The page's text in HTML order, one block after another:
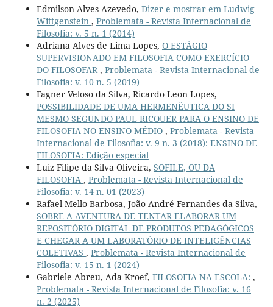
Edmilson Alves Azevedo, Dizer e mostrar em Ludwig
Wittgenstein , Problemata - Revista Internacional de
Filosofia: v. 5 n. 1 (2014)
Adriana Alves de Lima Lopes, O ESTÁGIO
SUPERVISIONADO EM FILOSOFIA COMO EXERCÍCIO
DO FILOSOFAR, Problemata - Revista Internacional de
Filosofia: v. 10 n. 5 (2019)
Fagner Veloso da Silva, Ricardo Leon Lopes,
POSSIBILIDADE DE UMA HERMENÊUTICA DO SI
MESMO SEGUNDO PAUL RICOUER PARA O ENSINO DE
FILOSOFIA NO ENSINO MÉDIO , Problemata - Revista
Internacional de Filosofia: v. 9 n. 3 (2018): ENSINO DE
FILOSOFIA: Edição especial
Luiz Filipe da Silva Oliveira, SOFILE, OU DA
FILOSOFIA , Problemata - Revista Internacional de
Filosofia: v. 14 n. 01 (2023)
Rafael Mello Barbosa, João André Fernandes da Silva,
SOBRE A AVENTURA DE TENTAR ELABORAR UM
REPOSITÓRIO DIGITAL DE PRODUTOS PEDAGÓGICOS
E CHEGAR A UM LABORATÓRIO DE INTELIGÊNCIAS
COLETIVAS , Problemata - Revista Internacional de
Filosofia: v. 15 n. 1 (2024)
Gabriele Abreu, Ada Kroef, FILOSOFIA NA ESCOLA: ,
Problemata - Revista Internacional de Filosofia: v. 16
n. 2 (2025)